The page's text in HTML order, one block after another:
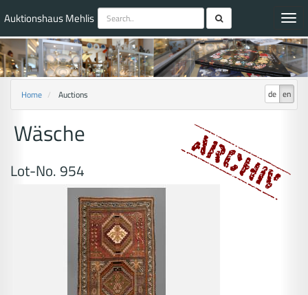
Auktionshaus Mehlis
de en
Home Auctions
Wäsche
Lot-No. 954